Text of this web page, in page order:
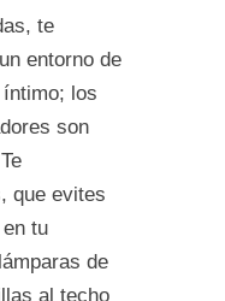
te
entorno de
los
son
que evites
tu
de
al techo